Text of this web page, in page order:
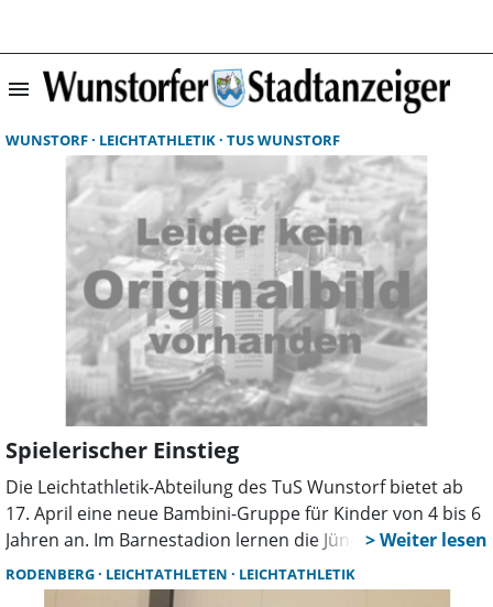
menu
WUNSTORF LEICHTATHLETIK TUS WUNSTORF
Spielerischer Einstieg
Die Leichtathletik-Abteilung des TuS Wunstorf bietet ab
17. April eine neue Bambini-Gruppe für Kinder von 4 bis 6
Jahren an. Im Barnestadion lernen die Jüngsten freitags
spielerisch die Grundlagen der Kinderleichtathletik
kennen. Die Gruppe ist auf 15 Kinder begrenzt.
RODENBERG LEICHTATHLETEN LEICHTATHLETIK